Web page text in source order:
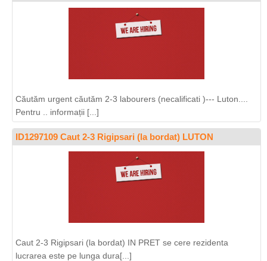
Căutăm urgent căutăm 2-3 labourers (necalificati )--- Luton....
Pentru .. informații [...]
ID1297109 Caut 2-3 Rigipsari (la bordat) LUTON
Caut 2-3 Rigipsari (la bordat) IN PRET se cere rezidenta
lucrarea este pe lunga dura[...]